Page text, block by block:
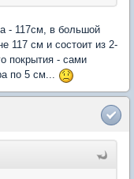
- 117см, в большой
117 см и состоит из 2-
покрытия - сами
по 5 см...